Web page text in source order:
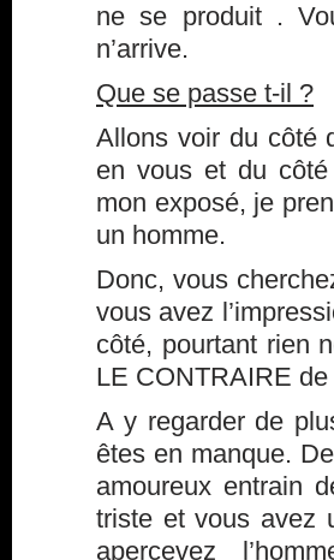
ne se produit .
n’arrive.
Que se passe t-il ?
Allons voir du côté
en vous et du
mon exposé, je
un homme.
Donc, vous
vous avez
côté, pourtant rien
LE CONTRAIRE
A y regarder de
êtes en manque.
amoureux entrain
triste et vous avez
apercevez